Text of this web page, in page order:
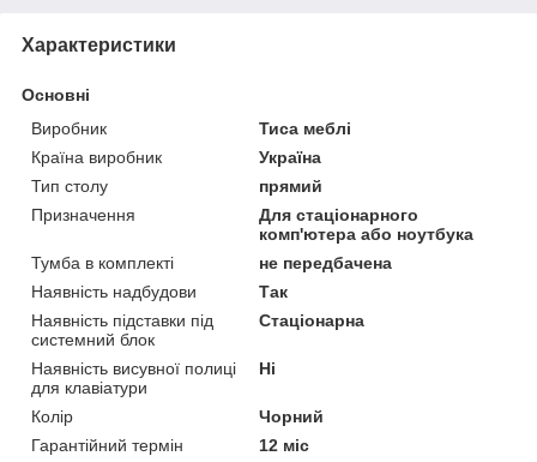
Характеристики
Основні
Виробник
Тиса меблі
Країна виробник
Україна
Тип столу
прямий
Призначення
Для стаціонарного
комп'ютера або ноутбука
Тумба в комплекті
не передбачена
Наявність надбудови
Так
Наявність підставки під
системний блок
Стаціонарна
Наявність висувної полиці
для клавіатури
Ні
Колір
Чорний
Гарантійний термін
12 міс